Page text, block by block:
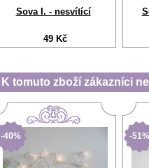
Sova I. - nesvítící
49 Kč
K tomuto zboží zákazníci
-40% -51%